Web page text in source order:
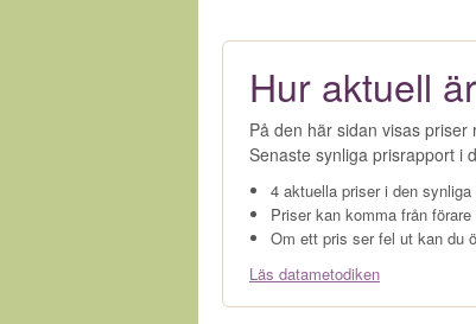
Hur aktuell
På den här sidan visas
Senaste synliga prisrapport i
4 aktuella priser i den
Priser kan komma från
Om ett pris ser fel ut kan du
Läs datametodiken